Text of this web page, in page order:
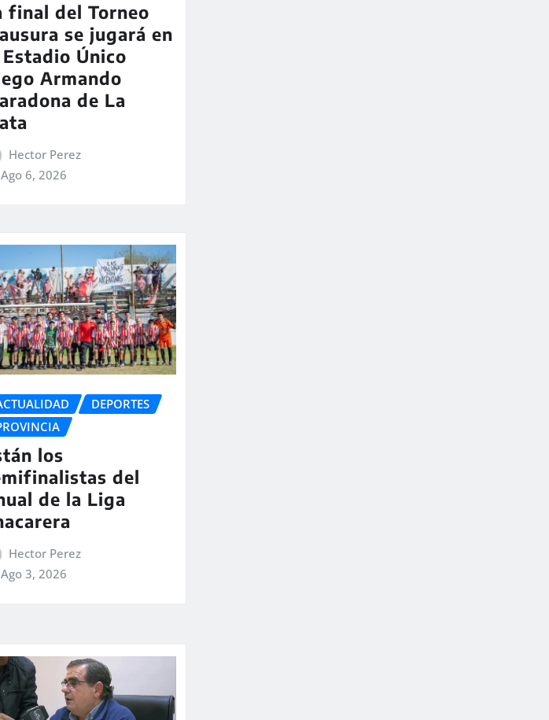
final del Torneo
se jugará en
Único
Armando
de La
Hector Perez
Ago 6, 2026
DEPORTES
los
del
de la Liga
Hector Perez
Ago 3, 2026